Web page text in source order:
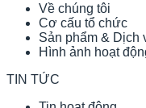
Về chúng tôi
Cơ cấu tổ chức
Sản phẩm & Dịch
Hình ảnh hoạt
TIN TỨC